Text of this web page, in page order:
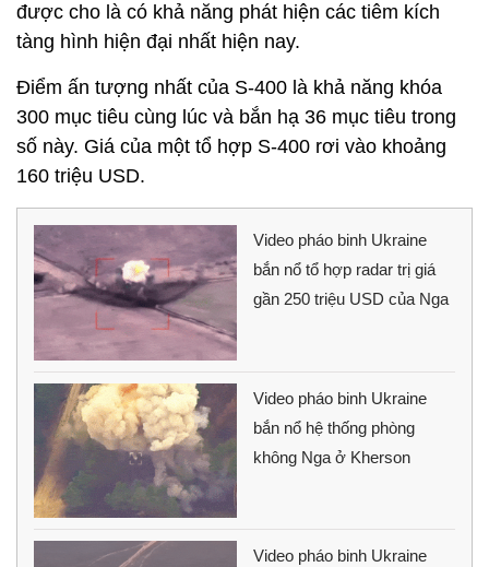
được cho là có khả năng phát hiện các tiêm kích
tàng hình hiện đại nhất hiện nay.
Điểm ấn tượng nhất của S-400 là khả năng khóa
300 mục tiêu cùng lúc và bắn hạ 36 mục tiêu trong
số này. Giá của một tổ hợp S-400 rơi vào khoảng
160 triệu USD.
Video pháo binh Ukraine
bắn nổ tổ hợp radar trị giá
gần 250 triệu USD của Nga
Video pháo binh Ukraine
bắn nổ hệ thống phòng
không Nga ở Kherson
Video pháo binh Ukraine